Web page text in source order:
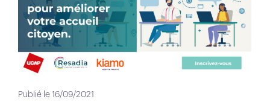
Publié le 16/09/2021